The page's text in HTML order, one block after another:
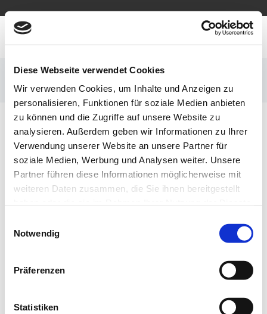
Diese Webseite verwendet Cookies
Wir verwenden Cookies, um Inhalte und Anzeigen zu
personalisieren, Funktionen für soziale Medien anbieten
zu können und die Zugriffe auf unsere Website zu
analysieren. Außerdem geben wir Informationen zu Ihrer
Verwendung unserer Website an unsere Partner für
soziale Medien, Werbung und Analysen weiter. Unsere
Partner führen diese Informationen möglicherweise mit
weiteren Daten zusammen, die Sie ihnen bereitgestellt
Notwendig
Präferenzen
Statistiken
Inhalt
springen
Über rk-admin
Der Autor hat bisher keine Details
angegeben.
Bisher hat rk-admin, 0 Blog Beiträge
KONFERENZCENTER FORCHHEIM
Rittigfeld 1
LINKS
KONTAKT